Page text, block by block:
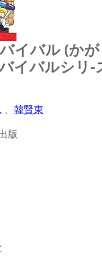
バイバル (か
イバルシリ-
、 韓賢東
版